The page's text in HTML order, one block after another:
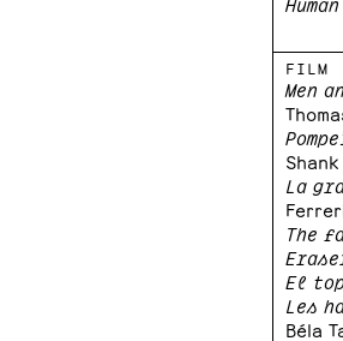
FILM
Men
Shank
La
The
El
Les
Béla